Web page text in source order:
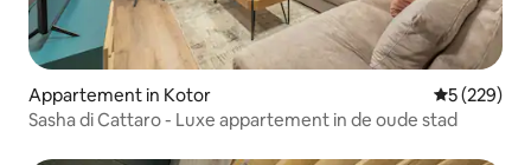
Appartement in Kotor
5 (229)
Sasha di Cattaro - Luxe appartement in de oude stad